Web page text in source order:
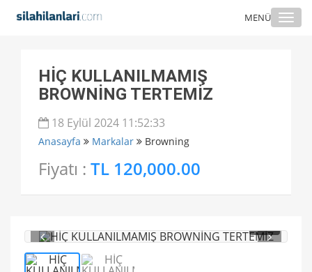
MENÜ
HİÇ KULLANILMAMIŞ
BROWNİNG TERTEMİZ
18 Eylül 2024 11:52:33
Anasayfa Markalar Browning
Fiyatı : TL 120,000.00
1/ 2